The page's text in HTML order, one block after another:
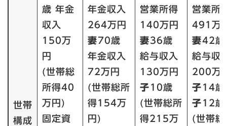
世帯
構成
歳 年金
収入
150万
円
(世帯総
所得40
万円)
固定資
年金収入
264万円
妻70歳
年金収入
72万円
(世帯総所
得154万
円)
営業所得
140万円
妻36歳
給与収入
130万円
子 10歳
(世帯総所
得215万
営業所
491万
妻42歳
給与収
200万
子 14歳
子 12歳
(世帯総